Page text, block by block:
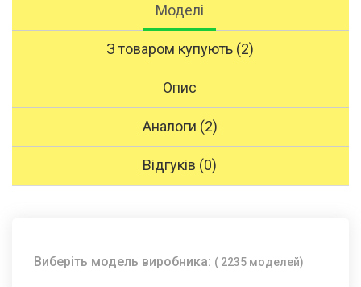
Моделі
З товаром купують (2)
Опис
Аналоги (2)
Відгуків (0)
Виберіть модель виробника: ( 2235 моделей)